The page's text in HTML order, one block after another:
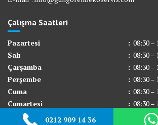
Çalışma Saatleri
Pazartesi : 08:30 –
Salı
: 08:30 –
Çarşamba
: 08:30 –
Perşembe
: 08:30 –
Cuma
: 08:30 –
Cumartesi
: 08:30 –
Pazar
Kapalı
0212 909 14 36